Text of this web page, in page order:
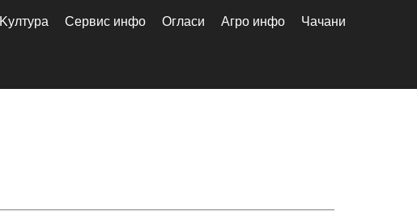
Kултура Сервис инфо Огласи Агро инфо
Чачани